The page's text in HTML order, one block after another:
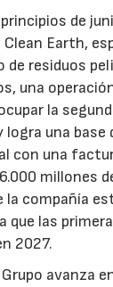
de
Earth,
residuos
una
la
logra una base
con una
millones
la compañía
que las
2027.
avanza